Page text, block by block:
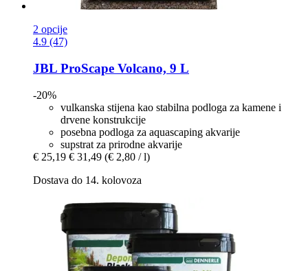
2 opcije
4.9 (47)
JBL ProScape Volcano, 9 L
-20%
vulkanska stijena kao stabilna podloga za kamene i
drvene konstrukcije
posebna podloga za aquascaping akvarije
supstrat za prirodne akvarije
€ 25,19 € 31,49 (€ 2,80 / l)
Dostava do 14. kolovoza